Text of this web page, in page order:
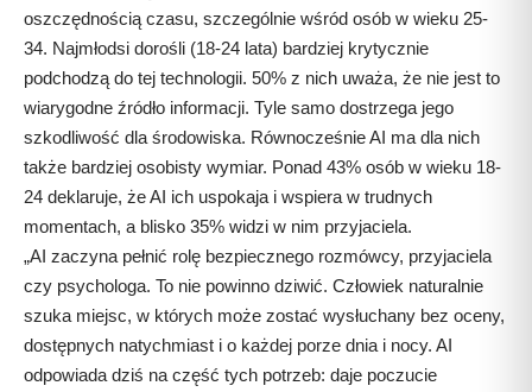
oszczędnością czasu, szczególnie wśród osób w wieku 25-
34. Najmłodsi dorośli (18-24 lata) bardziej krytycznie
podchodzą do tej technologii. 50% z nich uważa, że nie jest to
wiarygodne źródło informacji. Tyle samo dostrzega jego
szkodliwość dla środowiska. Równocześnie AI ma dla nich
także bardziej osobisty wymiar. Ponad 43% osób w wieku 18-
24 deklaruje, że AI ich uspokaja i wspiera w trudnych
momentach, a blisko 35% widzi w nim przyjaciela.
„AI zaczyna pełnić rolę bezpiecznego rozmówcy, przyjaciela
czy psychologa. To nie powinno dziwić. Człowiek naturalnie
szuka miejsc, w których może zostać wysłuchany bez oceny,
dostępnych natychmiast i o każdej porze dnia i nocy. AI
odpowiada dziś na część tych potrzeb: daje poczucie